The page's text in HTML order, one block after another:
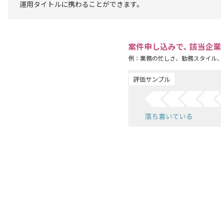
運用タイトルに携わることができます。
案件申し込みで､ 該当企
例：業務の忙しさ、勤務スタイル